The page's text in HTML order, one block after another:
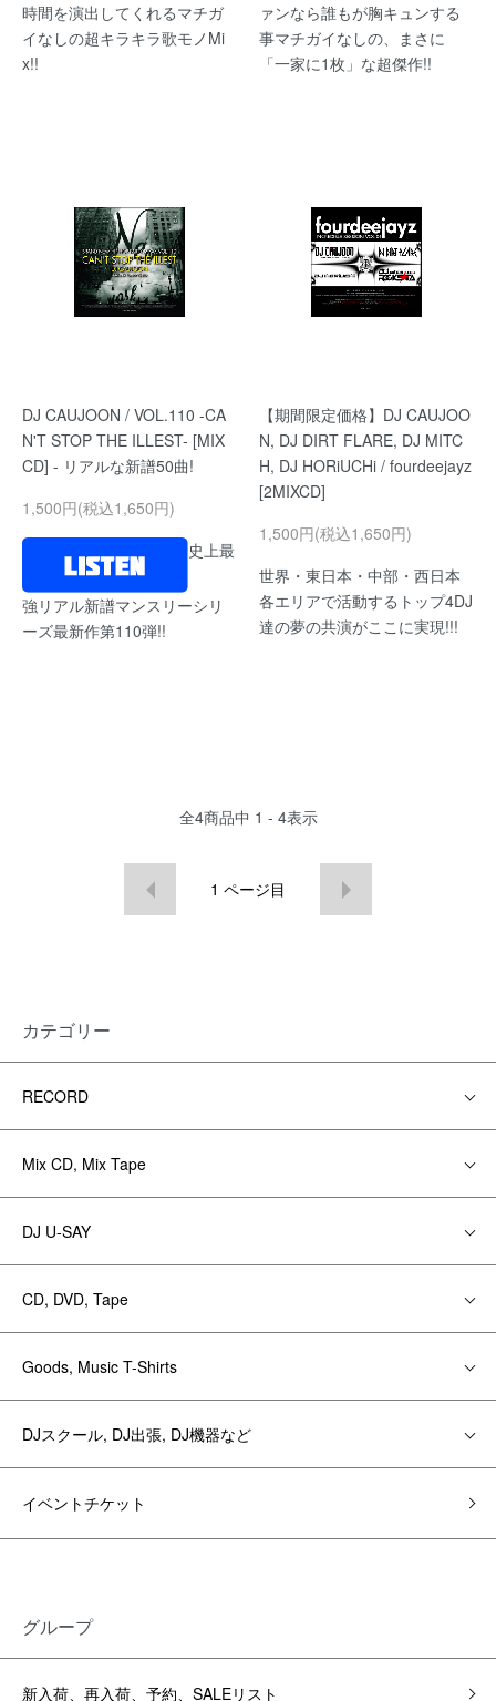
時間を演出してくれるマチガ
イなしの超キラキラ歌モノMi
x!!
ァンなら誰もが胸キュンする
事マチガイなしの、まさに
「一家に1枚」な超傑作!!
DJ CAUJOON / VOL.110 -CA
N'T STOP THE ILLEST- [MIX
CD] - リアルな新譜50曲!
1,500円(税込1,650円)
史上最
強リアル新譜マンスリーシリ
ーズ最新作第110弾!!
【期間限定価格】DJ CAUJOO
N, DJ DIRT FLARE, DJ MITC
H, DJ HORiUCHi / fourdeejayz
[2MIXCD]
1,500円(税込1,650円)
世界・東日本・中部・西日本
各エリアで活動するトップ4DJ
達の夢の共演がここに実現!!!
全4商品中 1 - 4表示
1 ページ目
カテゴリー
RECORD
Mix CD, Mix Tape
DJ U-SAY
CD, DVD, Tape
Goods, Music T-Shirts
DJスクール, DJ出張, DJ機器など
イベントチケット
グループ
新入荷、再入荷、予約、SALEリスト